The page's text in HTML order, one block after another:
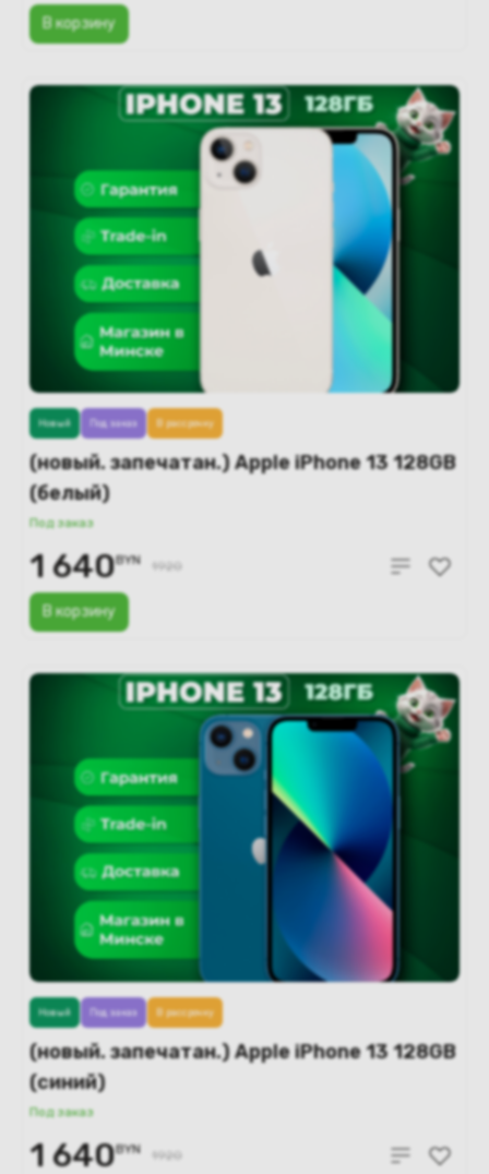
В корзину
(новый. запечатан.) Apple iPhone 13 128GB
(белый)
Под заказ
В корзину
Новый Под заказ В рассрочку
1 640BYN 1920
(новый. запечатан.) Apple iPhone 13 128GB
(синий)
Под заказ
Новый Под заказ В рассрочку
1 640BYN 1920